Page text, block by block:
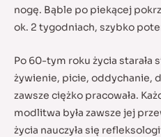
nogę. Bąble po piekącej
ok. 2 tygodniach, szybko
Po 60-tym roku życia starała
żywienie, picie, oddychanie,
zawsze ciężko pracowała.
modlitwa była zawsze jej
życia nauczyła się